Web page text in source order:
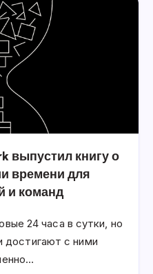
выпустил книгу о
времени для
и команд
24 часа в сутки, но
достигают с ними